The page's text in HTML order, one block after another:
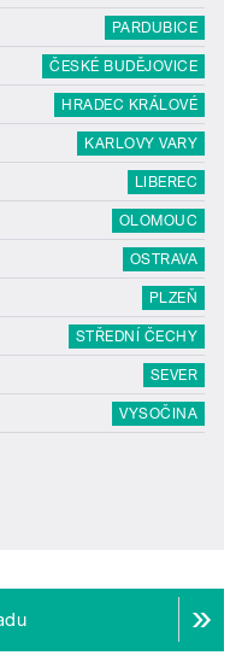
PARDUBICE
ČESKÉ BUDĚJOVICE
HRADEC KRÁLOVÉ
KARLOVY VARY
LIBEREC
OLOMOUC
OSTRAVA
PLZEŇ
STŘEDNÍ ČECHY
SEVER
VYSOČINA